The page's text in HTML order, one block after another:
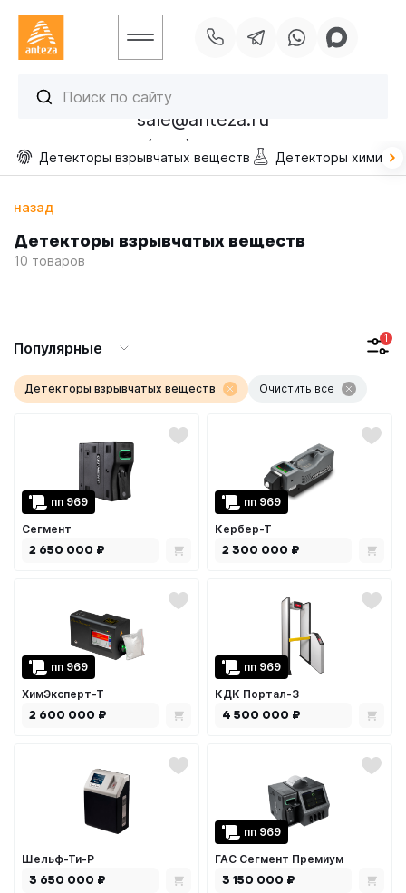
УСЛУГИ
ОТРАСЛИ
БЛОГ
sale@anteza.ru
+7 (495) 256-13-40
Детекторы взрывчатых веществ Детекторы
Детекторы взрывчатых веществ
10 товаров
назад
Сегмент
2 650 000 ₽
пп 969
Кербер-Т
2 300 000 ₽
пп 969
ХимЭксперт-Т
2 600 000 ₽
пп 969
КДК Портал-3
4 500 000 ₽
пп 969
Шельф-Ти-Р
3 650 000 ₽
ГАС Сегмент Премиум
3 150 000 ₽
пп 969
Популярные
Детекторы взрывчатых
веществ
Детекторы химических
наркотических
Детекторы взрывчатых веществ Очистить все